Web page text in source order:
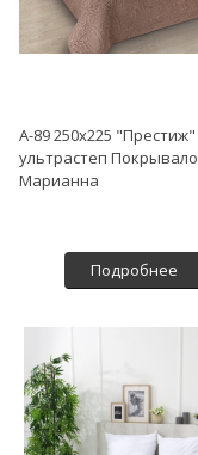
А-89 250х225 "Престиж"
ультрастеп Покрывало
Марианна
Подробнее